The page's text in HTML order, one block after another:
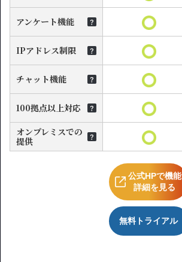
アンケート機能
IPアドレス制限
チャット機能
100拠点以上対応
オンプレミスでの
提供
公式HPで機能
詳細を見る
無料トライアル